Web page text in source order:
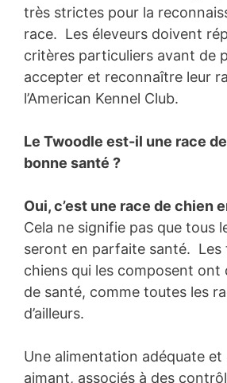
très strictes pour la
race. Les éleveurs doivent
critères particuliers avant de
accepter et reconnaître leur
l’American Kennel Club.
Le Twoodle est-il une race
bonne santé ?
Oui, c’est une race de chien
Cela ne signifie pas que tous
seront en parfaite santé. Les
chiens qui les composent ont
de santé, comme toutes les
d’ailleurs.
Une alimentation adéquate
aimant, associés à des